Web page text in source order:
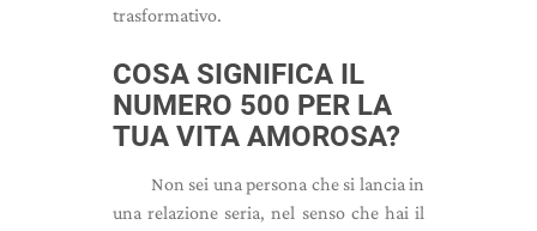
trasformativo.
COSA SIGNIFICA IL
NUMERO 500 PER LA
TUA VITA AMOROSA?
Non sei una persona che si lancia in
una relazione seria, nel senso che hai il